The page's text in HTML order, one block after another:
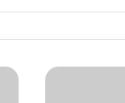
Piloto